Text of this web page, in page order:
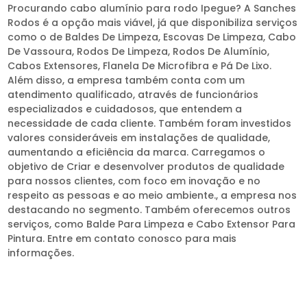
Procurando cabo alumínio para rodo Ipegue? A Sanches
Rodos é a opção mais viável, já que disponibiliza serviços
como o de Baldes De Limpeza, Escovas De Limpeza, Cabo
De Vassoura, Rodos De Limpeza, Rodos De Alumínio,
Cabos Extensores, Flanela De Microfibra e Pá De Lixo.
Além disso, a empresa também conta com um
atendimento qualificado, através de funcionários
especializados e cuidadosos, que entendem a
necessidade de cada cliente. Também foram investidos
valores consideráveis em instalações de qualidade,
aumentando a eficiência da marca. Carregamos o
objetivo de Criar e desenvolver produtos de qualidade
para nossos clientes, com foco em inovação e no
respeito as pessoas e ao meio ambiente., a empresa nos
destacando no segmento. Também oferecemos outros
serviços, como Balde Para Limpeza e Cabo Extensor Para
Pintura. Entre em contato conosco para mais
informações.